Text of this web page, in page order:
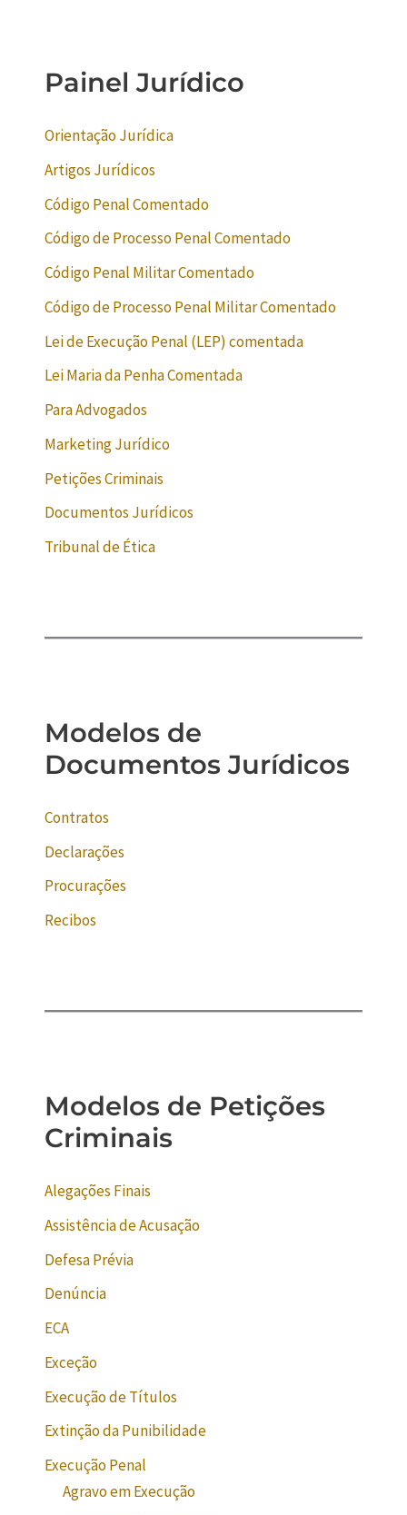
Painel Jurídico
Orientação Jurídica
Artigos Jurídicos
Código Penal Comentado
Código de Processo Penal Comentado
Código Penal Militar Comentado
Código de Processo Penal Militar Comentado
Lei de Execução Penal (LEP) comentada
Lei Maria da Penha Comentada
Para Advogados
Marketing Jurídico
Petições Criminais
Documentos Jurídicos
Tribunal de Ética
Modelos de
Documentos Jurídicos
Contratos
Declarações
Procurações
Recibos
Modelos de Petições
Criminais
Alegações Finais
Assistência de Acusação
Defesa Prévia
Denúncia
ECA
Exceção
Execução de Títulos
Extinção da Punibilidade
Execução Penal
Agravo em Execução